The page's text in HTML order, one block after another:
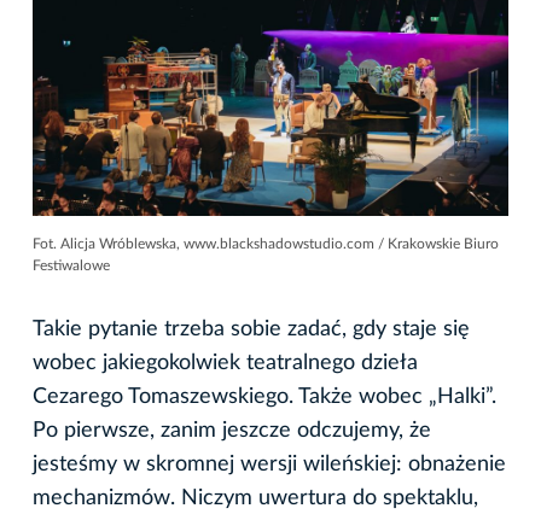
Fot. Alicja Wróblewska, www.blackshadowstudio.com / Krakowskie Biuro
Festiwalowe
Takie pytanie trzeba sobie zadać, gdy staje się
wobec jakiegokolwiek teatralnego dzieła
Cezarego Tomaszewskiego. Także wobec „Halki”.
Po pierwsze, zanim jeszcze odczujemy, że
jesteśmy w skromnej wersji wileńskiej: obnażenie
mechanizmów. Niczym uwertura do spektaklu,